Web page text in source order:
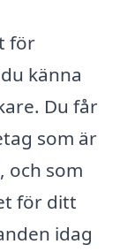
för
känna
Du får
som är
och som
för ditt
idag